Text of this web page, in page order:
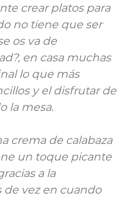
crear platos para
no tiene que ser
os va de
en casa muchas
lo que más
y el disfrutar de
la mesa.
crema de calabaza
un toque picante
a la
de vez en cuando